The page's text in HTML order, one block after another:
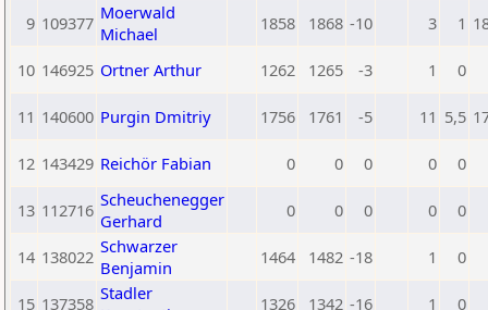
9 109377 Moerwald
Michael
1858 1868 -10 3 1
10 146925 Ortner Arthur 1262 1265 -3 1 0
11 140600 Purgin Dmitriy 1756 1761 -5 11 5,5
12 143429 Reichör Fabian 0 0 0 0 0
13 112716 Scheuchenegger
Gerhard
0 0 0 0 0
14 138022 Schwarzer
Benjamin
1464 1482 -18 1 0
15 137358 Stadler
1326 1342 -16 1 0